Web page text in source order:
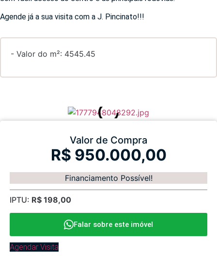
Agende já a sua visita com a J. Pincinato!!!
- Valor do m²: 4545.45
Valor de Compra
R$ 950.000,00
Financiamento Possível!
IPTU: R$ 198,00
Falar sobre este imóvel
Agendar Visita